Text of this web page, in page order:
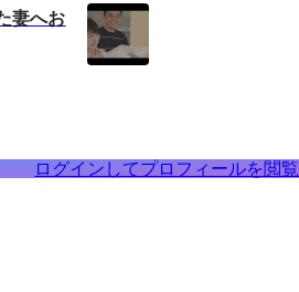
妻へお
ログインしてプロフィールを閲覧